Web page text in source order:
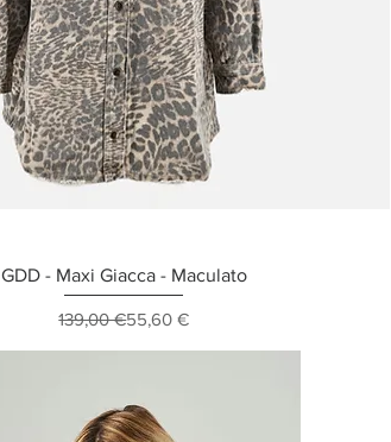
GDD - Maxi Giacca - Maculato
Prezzo regolare
139,00 €Prezzo scontato
55,60 €